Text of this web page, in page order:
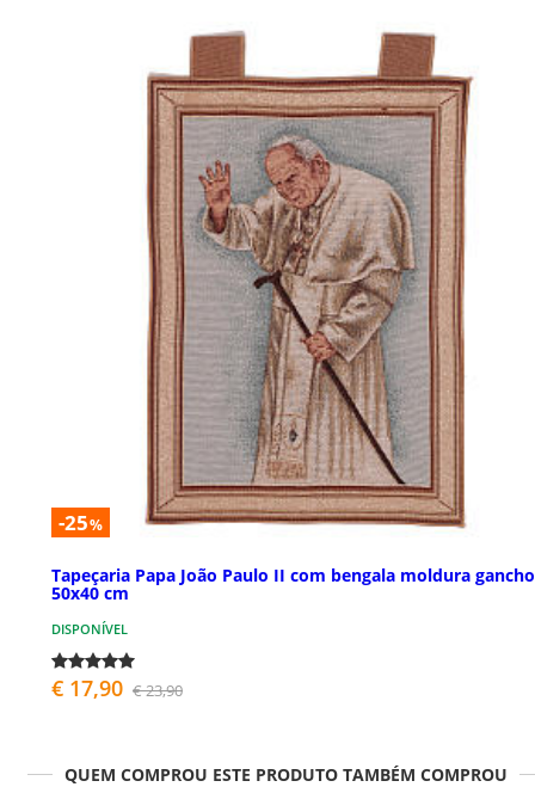
-25%
Tapeçaria Papa João Paulo II com bengala moldura
50x40 cm
DISPONÍVEL
€ 17,90 € 23,90
QUEM COMPROU ESTE PRODUTO TAMBÉM COMPROU